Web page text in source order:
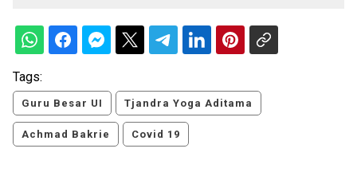
Tags:
Guru Besar UI Tjandra Yoga Aditama
Achmad Bakrie Covid 19